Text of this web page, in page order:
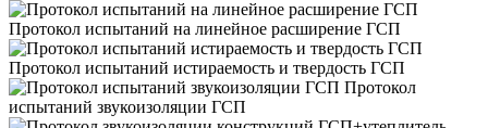
Протокол испытаний на линейное расширение ГСП
Протокол испытаний истираемость и твердость ГСП
Протокол
испытаний звукоизоляции ГСП